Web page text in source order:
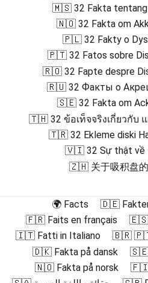
🇲🇸 32 Fakta tentang
🇳🇴 32 Fakta om
🇵🇱 32 Fakty o
🇵🇹 32 Fatos sobre
🇷🇴 32 Fapte despre
🇷🇺 32 Факты о
🇸🇪 32 Fakta om
🇹🇭 32 ข้อเท็จจริงเกี่ยวกับ
🇹🇷 32 Ekleme diski
🇻🇮 32 Sự thật về
🇿🇭 关于吸积盘
🌍 Facts
🇩🇪
🇫🇷 Faits en français
🇪🇸
🇮🇹 Fatti in Italiano
🇧🇷 🇵🇹
🇩🇰 Fakta på dansk
🇸🇪
🇳🇴 Fakta på norsk
🇫🇮